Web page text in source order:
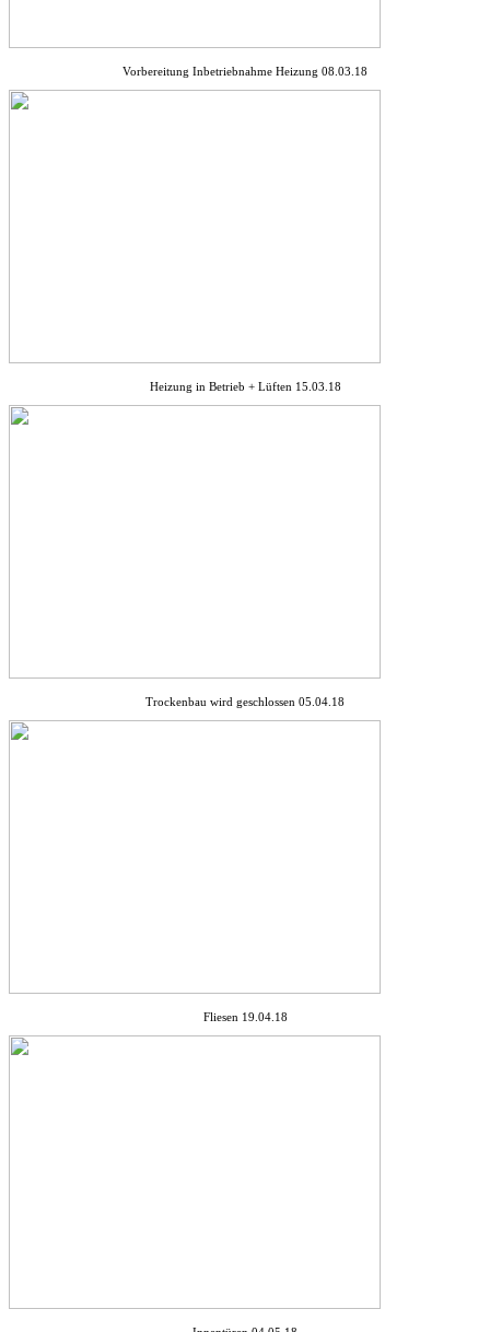
Vorbereitung Inbetriebnahme Heizung 08.03.18
Heizung in Betrieb + Lüften 15.03.18
Trockenbau wird geschlossen 05.04.18
Fliesen 19.04.18